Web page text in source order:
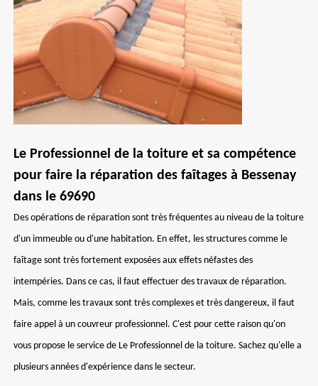
Le Professionnel de la toiture et sa compétence
pour faire la réparation des faîtages à Bessenay
dans le 69690
Des opérations de réparation sont très fréquentes au niveau de la toiture
d'un immeuble ou d'une habitation. En effet, les structures comme le
faîtage sont très fortement exposées aux effets néfastes des
intempéries. Dans ce cas, il faut effectuer des travaux de réparation.
Mais, comme les travaux sont très complexes et très dangereux, il faut
faire appel à un couvreur professionnel. C'est pour cette raison qu'on
vous propose le service de Le Professionnel de la toiture. Sachez qu'elle a
plusieurs années d'expérience dans le secteur.